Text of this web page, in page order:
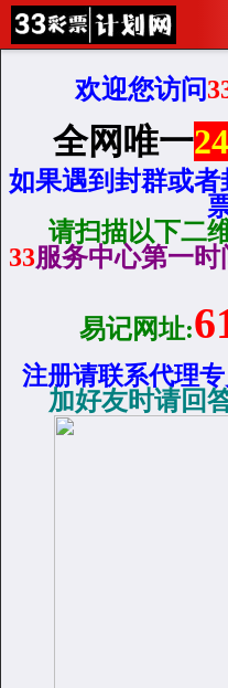
欢迎您访问
全网唯一
如果遇到封群或
请扫描以下二
33服务中心第一时
易记网址:
注册请联系代理
加好友时请回